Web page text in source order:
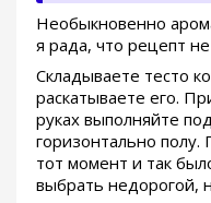
Необыкновенно
я рада, что рецепт
Складываете тесто
раскатываете его.
руках выполняйте
горизонтально полу.
тот момент и так
выбрать недорогой,